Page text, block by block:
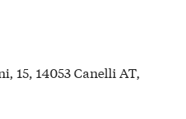
15, 14053 Canelli AT,